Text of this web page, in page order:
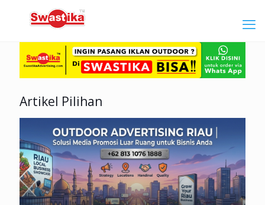
Artikel Pilihan